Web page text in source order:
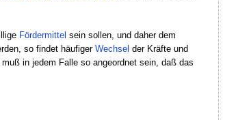
Fördermittel sein sollen, und daher dem
so findet häufiger Wechsel der Kräfte und
in jedem Falle so angeordnet sein, daß das